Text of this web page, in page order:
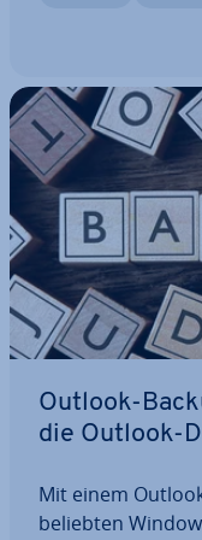
Outlook-
die Outlook-
Mit einem
beliebten